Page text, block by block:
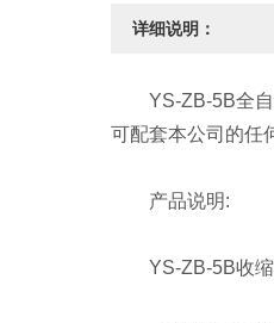
详细说明：
YS-ZB-5B全自动
可配套本公司的任
产品说明:
YS-ZB-5B收缩